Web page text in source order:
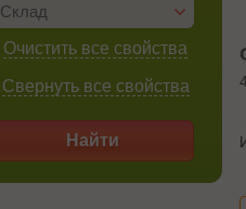
Склад
Очистить все свойства
Свернуть все свойства
Найти